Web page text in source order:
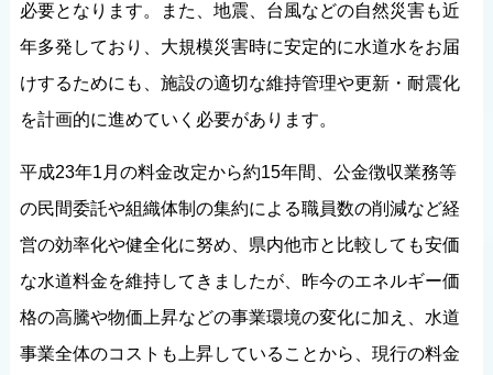
必要となります。また、地震、台風などの自然災害も近
年多発しており、大規模災害時に安定的に水道水をお届
けするためにも、施設の適切な維持管理や更新・耐震化
を計画的に進めていく必要があります。
平成23年1月の料金改定から約15年間、公金徴収業務等
の民間委託や組織体制の集約による職員数の削減など経
営の効率化や健全化に努め、県内他市と比較しても安価
な水道料金を維持してきましたが、昨今のエネルギー価
格の高騰や物価上昇などの事業環境の変化に加え、水道
事業全体のコストも上昇していることから、現行の料金